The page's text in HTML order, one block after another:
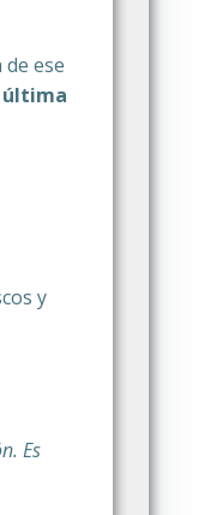
ese
última
y
Es